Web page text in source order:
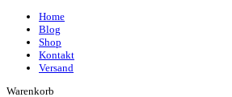
Home
Blog
Shop
Kontakt
Versand
Warenkorb